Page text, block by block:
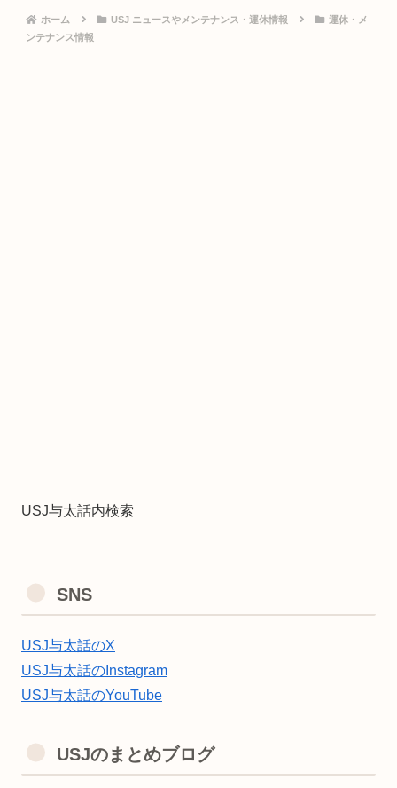
ホーム USJ ニュースやメンテナンス・運休情報
運休・メ
ンテナンス情報
USJ与太話内検索
SNS
USJ与太話のX
USJ与太話のInstagram
USJ与太話のYouTube
USJのまとめブログ